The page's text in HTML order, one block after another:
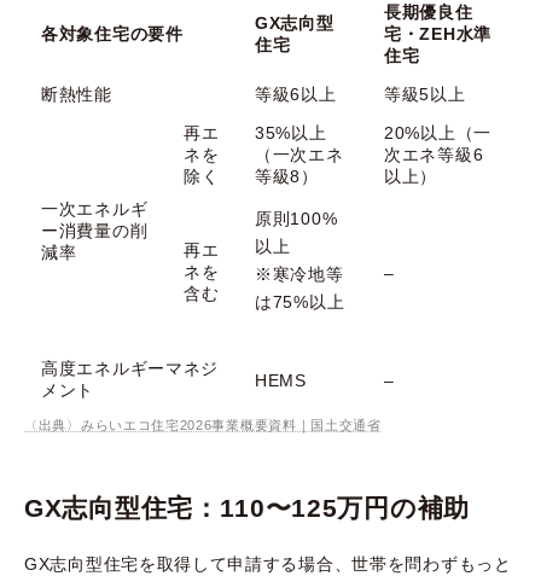
各対象住宅の要件
GX志向型
住宅
長期優良住
宅・ZEH水準
住宅
断熱性能
等級6以上 等級5以上
一次エネルギ
ー消費量の削
減率
再エ
ネを
除く
35%以上
（一次エネ
等級8）
20%以上（一
次エネ等級6
以上）
再エ
ネを
含む
原則100%
以上
※寒冷地等
は75%以上
–
高度エネルギーマネジ
メント
HEMS –
〈出典〉みらいエコ住宅2026事業概要資料｜国土交通省
GX志向型住宅：110〜125万円の補助
GX志向型住宅を取得して申請する場合、世帯を問わずもっと